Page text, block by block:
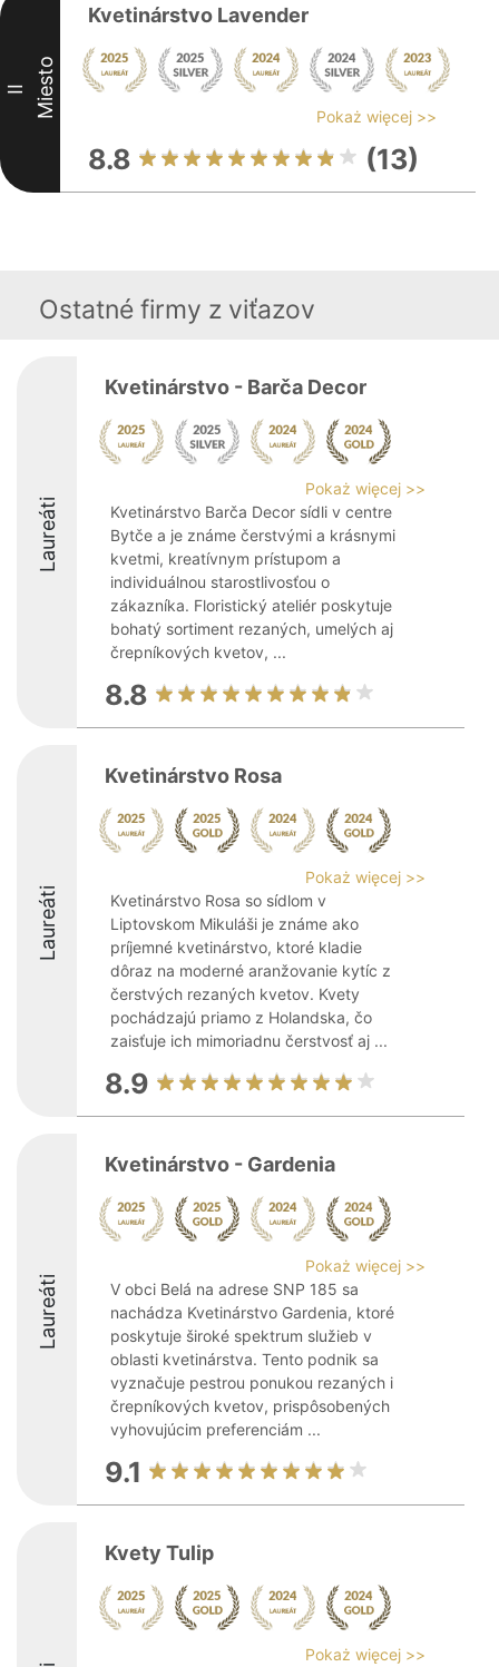
II Miesto
Kvetinárstvo Lavender
Pokaż więcej >>
8.8 (13)
Ostatné firmy z viťazov
Laureáti
Kvetinárstvo - Barča Decor
Pokaż więcej >>
Kvetinárstvo Barča Decor sídli v centre
Bytče a je známe čerstvými a krásnymi
kvetmi, kreatívnym prístupom a
individuálnou starostlivosťou o
zákazníka. Floristický ateliér poskytuje
bohatý sortiment rezaných, umelých aj
črepníkových kvetov, ...
8.8
Laureáti
Kvetinárstvo Rosa
Pokaż więcej >>
Kvetinárstvo Rosa so sídlom v
Liptovskom Mikuláši je známe ako
príjemné kvetinárstvo, ktoré kladie
dôraz na moderné aranžovanie kytíc z
čerstvých rezaných kvetov. Kvety
pochádzajú priamo z Holandska, čo
zaisťuje ich mimoriadnu čerstvosť aj ...
8.9
Laureáti
Kvetinárstvo - Gardenia
Pokaż więcej >>
V obci Belá na adrese SNP 185 sa
nachádza Kvetinárstvo Gardenia, ktoré
poskytuje široké spektrum služieb v
oblasti kvetinárstva. Tento podnik sa
vyznačuje pestrou ponukou rezaných i
črepníkových kvetov, prispôsobených
vyhovujúcim preferenciám ...
9.1
Kvety Tulip
Pokaż więcej >>